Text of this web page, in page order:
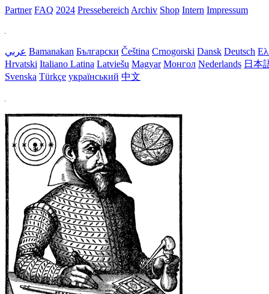
Partner FAQ 2024 Pressebereich Archiv Shop Intern Impressum
عربي Bamanakan Български Čeština Crnogorski Dansk Deutsch
Hrvatski Italiano Latina Latviešu Magyar Монгол Nederlands 日本
Svenska Türkçe український 中文